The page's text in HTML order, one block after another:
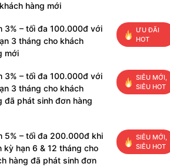
hàng mới
3% – tối đa 100.000đ với
3 tháng cho khách
mới
ƯU ĐÃI
HOT
3% – tối đa 100.000đ với
3 tháng cho khách
đã phát sinh đơn hàng
SIÊU MỚI,
SIÊU HOT
5% – tối đa 200.000đ khi
kỳ hạn 6 & 12 tháng cho
hàng đã phát sinh đơn
SIÊU MỚI,
SIÊU HOT